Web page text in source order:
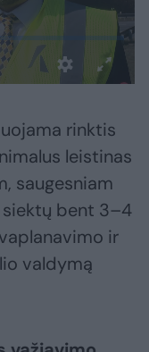
rinktis
leistinas
saugesniam
bent 3–4
ir
valdymą